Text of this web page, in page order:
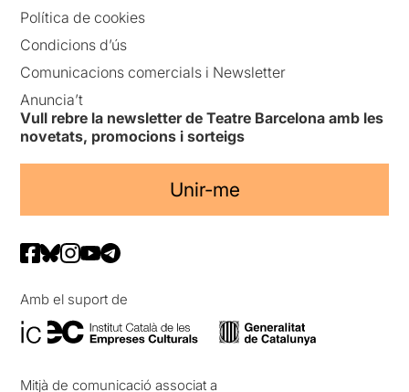
Política de cookies
Condicions d’ús
Comunicacions comercials i Newsletter
Anuncia’t
Vull rebre la newsletter de Teatre Barcelona amb les
novetats, promocions i sorteigs
Unir-me
Amb el suport de
Mitjà de comunicació associat a